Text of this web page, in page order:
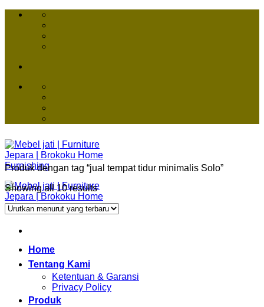
Skip
Home
Tentang Kami
Ketentuan & Garansi
Privacy Policy
Produk
Produk dengan tag “jual tempat tidur minimalis Solo”
Showing all 10 results